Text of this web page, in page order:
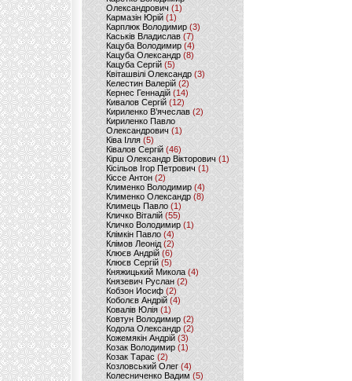
Олександрович (1)
Кармазін Юрій(1)
Карплюк Володимир(3)
Каськів Владислав (7)
Кацуба Володимир (4)
Кацуба Олександр (8)
Кацуба Сергій (5)
Квіташвілі Олександр(3)
Келестин Валерій(2)
Кернес Геннадій (14)
Кивалов Сергій (12)
Кириленко В’ячеслав (2)
Кириленко Павло
Олександрович (1)
Ківа Ілля (5)
Ківалов Сергій(46)
Кірш Олександр Вікторович (1)
Кісільов Ігор Петрович (1)
Кіссе Антон (2)
Клименко Володимир(4)
Клименко Олександр (8)
Климець Павло (1)
Кличко Віталій(55)
Кличко Володимир (1)
Клімкін Павло (4)
Клімов Леонід(2)
Клюєв Андрій(6)
Клюєв Сергій (5)
Княжицький Микола(4)
Князевич Руслан (2)
Кобзон Иосиф(2)
Коболєв Андрій (4)
Ковалів Юлія(1)
Ковтун Володимир (2)
Кодола Олександр (2)
Кожемякін Андрій (3)
Козак Володимир (1)
Козак Тарас (2)
Козловський Олег(4)
Колесниченко Вадим (5)